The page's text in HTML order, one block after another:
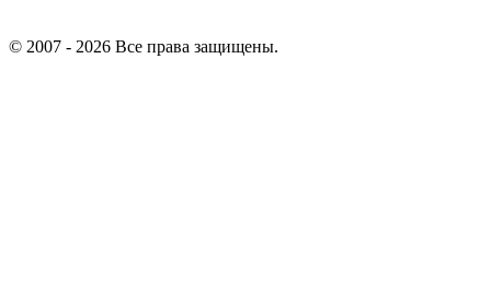
© 2007 - 2026 Все права защищены.